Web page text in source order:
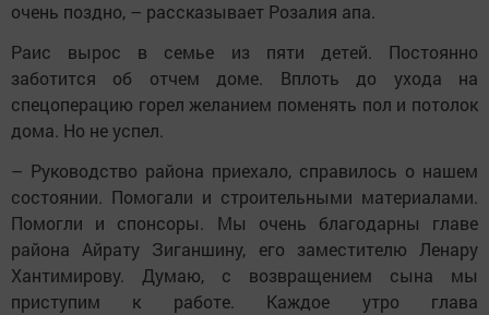
очень поздно, – рассказывает Розалия апа.
Раис вырос в семье из пяти детей. Постоянно
заботится об отчем доме. Вплоть до ухода на
спецоперацию горел желанием поменять пол и потолок
дома. Но не успел.
– Руководство района приехало, справилось о нашем
состоянии. Помогали и строительными материалами.
Помогли и спонсоры. Мы очень благодарны главе
района Айрату Зиганшину, его заместителю Ленару
Хантимирову. Думаю, с возвращением сына мы
приступим к работе. Каждое утро глава